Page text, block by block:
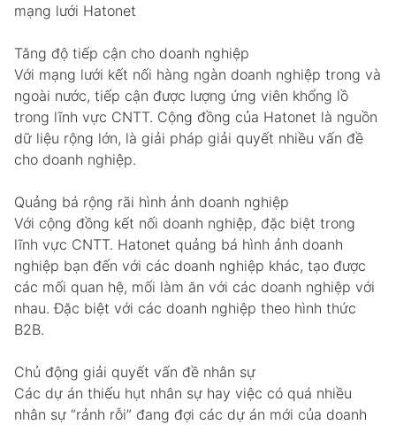
mạng lưới Hatonet
Tăng độ tiếp cận cho doanh nghiệp
Với mạng lưới kết nối hàng ngàn doanh nghiệp trong và
ngoài nước, tiếp cận được lượng ứng viên khổng lồ
trong lĩnh vực CNTT. Cộng đồng của Hatonet là nguồn
dữ liệu rộng lớn, là giải pháp giải quyết nhiều vấn đề
cho doanh nghiệp.
Quảng bá rộng rãi hình ảnh doanh nghiệp
Với cộng đồng kết nối doanh nghiệp, đặc biệt trong
lĩnh vực CNTT. Hatonet quảng bá hình ảnh doanh
nghiệp bạn đến với các doanh nghiệp khác, tạo được
các mối quan hệ, mối làm ăn với các doanh nghiệp với
nhau. Đặc biệt với các doanh nghiệp theo hình thức
B2B.
Chủ động giải quyết vấn đề nhân sự
Các dự án thiếu hụt nhân sự hay việc có quá nhiều
nhân sự “rảnh rỗi” đang đợi các dự án mới của doanh